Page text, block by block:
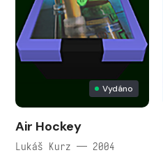
Vydáno
Air Hockey
Lukáš Kurz — 2004